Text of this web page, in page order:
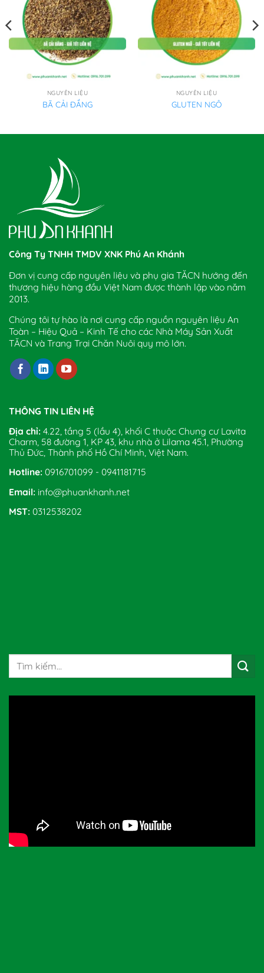
NGUYÊN LIỆU
BÃ CẢI ĐẮNG
NGUYÊN LIỆU
GLUTEN NGÔ
Công Ty TNHH TMDV XNK Phú An Khánh
Đơn vị cung cấp nguyên liệu và phụ gia TĂCN hướng đến
thương hiệu hàng đầu Việt Nam được thành lập vào năm
2013.
Chúng tôi tự hào là nơi cung cấp nguồn nguyên liệu An
Toàn – Hiệu Quả – Kinh Tế cho các Nhà Máy Sản Xuất
TĂCN và Trang Trại Chăn Nuôi quy mô lớn.
THÔNG TIN LIÊN HỆ
Địa chỉ: 4.22, tầng 5 (lầu 4), khối C thuộc Chung cư Lavita
Charm, 58 đường 1, KP 43, khu nhà ở Lilama 45.1, Phường
Thủ Đức, Thành phố Hồ Chí Minh, Việt Nam.
Hotline: 0916701099 - 0941181715
Email: info@phuankhanh.net
MST: 0312538202
Tìm